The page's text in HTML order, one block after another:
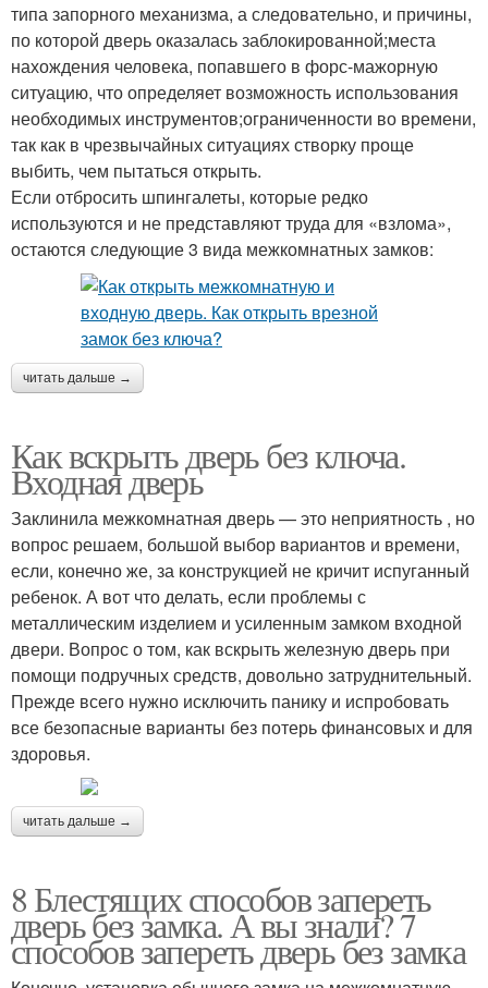
типа запорного механизма, а следовательно, и причины,
по которой дверь оказалась заблокированной;места
нахождения человека, попавшего в форс-мажорную
ситуацию, что определяет возможность использования
необходимых инструментов;ограниченности во времени,
так как в чрезвычайных ситуациях створку проще
выбить, чем пытаться открыть.
Если отбросить шпингалеты, которые редко
используются и не представляют труда для «взлома»,
остаются следующие 3 вида межкомнатных замков:
читать дальше →
Как вскрыть дверь без ключа.
Входная дверь
Заклинила межкомнатная дверь — это неприятность , но
вопрос решаем, большой выбор вариантов и времени,
если, конечно же, за конструкцией не кричит испуганный
ребенок. А вот что делать, если проблемы с
металлическим изделием и усиленным замком входной
двери. Вопрос о том, как вскрыть железную дверь при
помощи подручных средств, довольно затруднительный.
Прежде всего нужно исключить панику и испробовать
все безопасные варианты без потерь финансовых и для
здоровья.
читать дальше →
8 Блестящих способов запереть
дверь без замка. А вы знали? 7
способов запереть дверь без замка